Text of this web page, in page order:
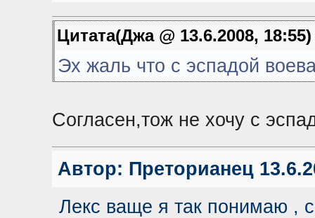
Цитата(Джа @ 13.6.2008,
Эх жаль что с эспадой
Согласен,тож не хочу с
Автор: Преторианец
Лекс ваще я так понимаю ,